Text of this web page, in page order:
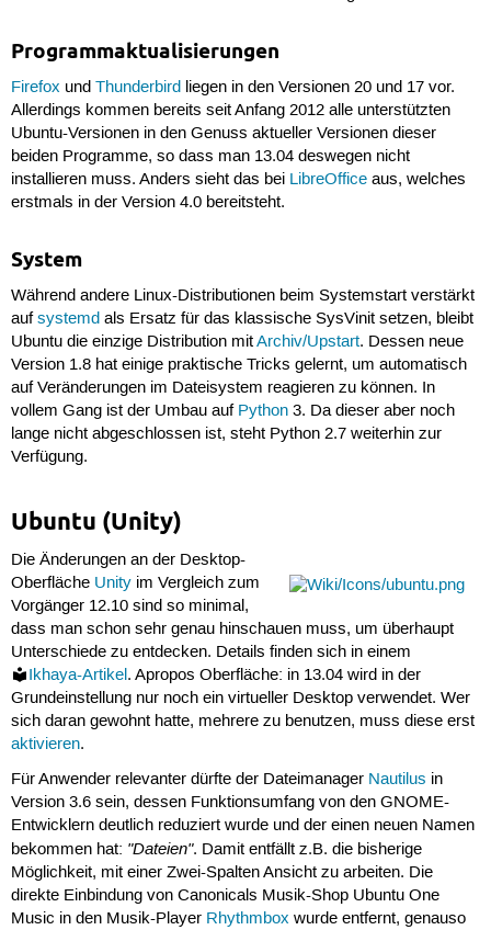
Programmaktualisierungen
Firefox und Thunderbirdliegen in den Versionen 20 und 17 vor.
Allerdings kommen bereits seit Anfang 2012 alle unterstützten
Ubuntu-Versionen in den Genuss aktueller Versionen dieser
beiden Programme, so dass man 13.04 deswegen nicht
installieren muss. Anders sieht das bei LibreOfficeaus, welches
erstmals in der Version 4.0 bereitsteht.
System
Während andere Linux-Distributionen beim Systemstart verstärkt
aufsystemdals Ersatz für das klassische SysVinit setzen, bleibt
Ubuntu die einzige Distribution mitArchiv/Upstart. Dessen neue
Version 1.8 hat einige praktische Tricks gelernt, um automatisch
auf Veränderungen im Dateisystem reagieren zu können. In
vollem Gang ist der Umbau auf Python3. Da dieser aber noch
lange nicht abgeschlossen ist, steht Python 2.7 weiterhin zur
Verfügung.
Ubuntu (Unity)
Die Änderungen an der Desktop-
Oberfläche Unityim Vergleich zum
Vorgänger 12.10 sind so minimal,
dass man schon sehr genau hinschauen muss, um überhaupt
Unterschiede zu entdecken. Details finden sich in einem
Ikhaya-Artikel. Apropos Oberfläche: in 13.04 wird in der
Grundeinstellung nur noch ein virtueller Desktop verwendet. Wer
sich daran gewohnt hatte, mehrere zu benutzen, muss diese erst
aktivieren.
Für Anwender relevanter dürfte der Dateimanager Nautilus in
Version 3.6 sein, dessen Funktionsumfang von den GNOME-
Entwicklern deutlich reduziert wurde und der einen neuen Namen
bekommen hat: "Dateien". Damit entfällt z.B. die bisherige
Möglichkeit, mit einer Zwei-Spalten Ansicht zu arbeiten. Die
direkte Einbindung von Canonicals Musik-Shop Ubuntu One
Music in den Musik-Player Rhythmbox wurde entfernt, genauso